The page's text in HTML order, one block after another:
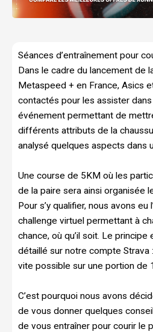
Séances d’entraînement pour
Dans le cadre du lancement de
Metaspeed + en France, Asics
contactés pour les assister dans
événement permettant de
différents attributs de la
analysé quelques aspects dans
Une course de 5KM où les
de la paire sera ainsi organisée
Pour s’y qualifier, nous avons eu
challenge virtuel permettant à
chance, où qu’il soit. Le
détaillé sur notre compte Strava
vite possible sur une portion de
C’est pourquoi nous avons
de vous donner quelques
de vous entraîner pour courir le